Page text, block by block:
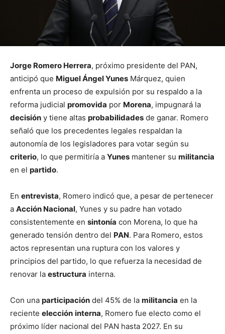
Jorge Romero Herrera, próximo presidente del PAN,
anticipó que Miguel Ángel Yunes Márquez, quien
enfrenta un proceso de expulsión por su respaldo a la
reforma judicial promovida por Morena, impugnará la
decisión y tiene altas probabilidades de ganar. Romero
señaló que los precedentes legales respaldan la
autonomía de los legisladores para votar según su
criterio, lo que permitiría a Yunes mantener su militancia
en el partido.
En entrevista, Romero indicó que, a pesar de pertenecer
a Acción Nacional, Yunes y su padre han votado
consistentemente en sintonía con Morena, lo que ha
generado tensión dentro del PAN. Para Romero, estos
actos representan una ruptura con los valores y
principios del partido, lo que refuerza la necesidad de
renovar la estructura interna.
Con una participación del 45% de la militancia en la
reciente elección interna, Romero fue electo como el
próximo líder nacional del PAN hasta 2027. En su